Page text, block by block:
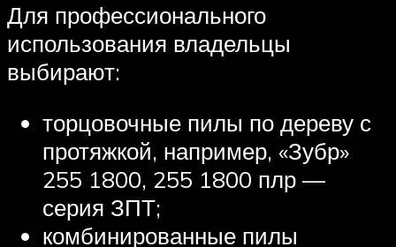
Для профессионального
использования владельцы
выбирают:
торцовочные пилы по дереву с
протяжкой, например, «Зубр»
255 1800, 255 1800 плр —
серия ЗПТ;
комбинированные пилы